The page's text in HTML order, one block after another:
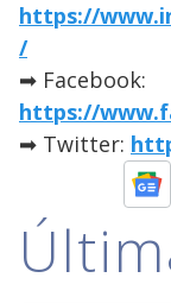
https://
/
➡ Facebook:
https://
➡ Twitter: